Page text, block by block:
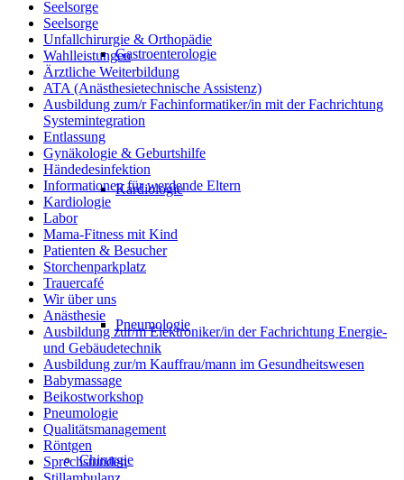
Gastroenterologie
Kardiologie
Pneumologie
Chirurgie
Seelsorge
Seelsorge
Unfallchirurgie & Orthopädie
Wahlleistungen
Ärztliche Weiterbildung
ATA (Anästhesietechnische Assistenz)
Ausbildung zum/r Fachinformatiker/in mit der Fachrichtung
Systemintegration
Entlassung
Gynäkologie & Geburtshilfe
Händedesinfektion
Informationen für werdende Eltern
Kardiologie
Labor
Mama-Fitness mit Kind
Patienten & Besucher
Storchenparkplatz
Trauercafé
Wir über uns
Anästhesie
Ausbildung zur/m Elektroniker/in der Fachrichtung Energie-
und Gebäudetechnik
Ausbildung zur/m Kauffrau/mann im Gesundheitswesen
Babymassage
Beikostworkshop
Pneumologie
Qualitätsmanagement
Röntgen
Sprechstunden